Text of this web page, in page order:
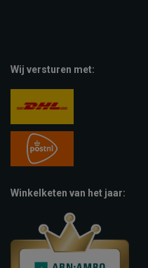
Wij versturen met:
Winkelketen van het jaar: